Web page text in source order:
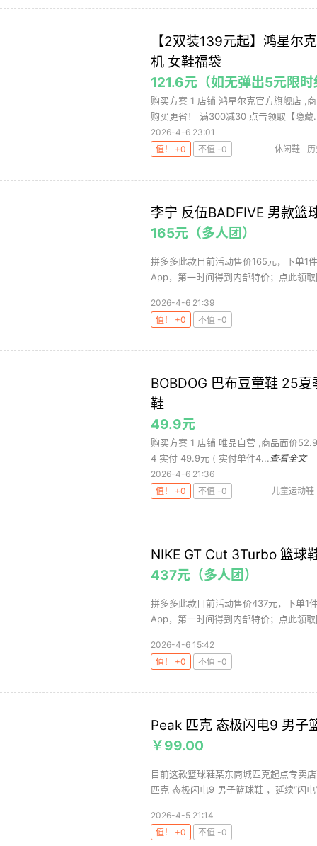
【2双装139元起】鸿星尔
机 女鞋福袋
121.6元（如无弹出5元限
购买方案 1 店铺 鸿星尔克官方旗舰店 ,
购买更省！ 满300减30 点击领取【隐藏
2026-4-6 23:01
值！ +0
不值 -0 休闲鞋
李宁 反伍BADFIVE 男款
165元（多人团）
拼多多此款目前活动售价165元，下单1
App，第一时间得到内部特价；点此领
2026-4-6 21:39
值！ +0
不值 -0
BOBDOG 巴布豆童鞋 25
鞋
49.9元
购买方案 1 店铺 唯品自营 ,商品面价
4 实付 49.9元 ( 实付单件4... 查看全文
2026-4-6 21:36
值！ +0
不值 -0
儿童运动鞋
NIKE GT Cut 3Turbo 篮球
437元（多人团）
拼多多此款目前活动售价437元，下单1
App，第一时间得到内部特价；点此领
2026-4-6 15:42
值！ +0
不值 -0
Peak 匹克 态极闪电9 男子
￥99.00
目前这款篮球鞋某东商城匹克起点专卖
匹克 态极闪电9 男子篮球鞋 ，延续“闪
2026-4-5 21:14
值！ +0
不值 -0